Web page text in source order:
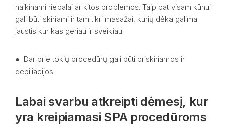
naikinami riebalai ar kitos problemos. Taip pat visam kūnui
gali būti skiriami ir tam tikri masažai, kurių dėka galima
jaustis kur kas geriau ir sveikiau.
● Dar prie tokių procedūrų gali būti priskiriamos ir
depiliacijos.
Labai svarbu atkreipti dėmesį, kur
yra kreipiamasi SPA procedūroms